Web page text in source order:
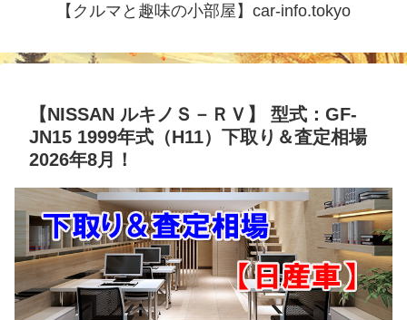
【クルマと趣味の小部屋】car-info.tokyo
【NISSAN ルキノＳ－ＲＶ】 型式：GF-
JN15 1999年式（H11）下取り＆査定相場
2026年8月！